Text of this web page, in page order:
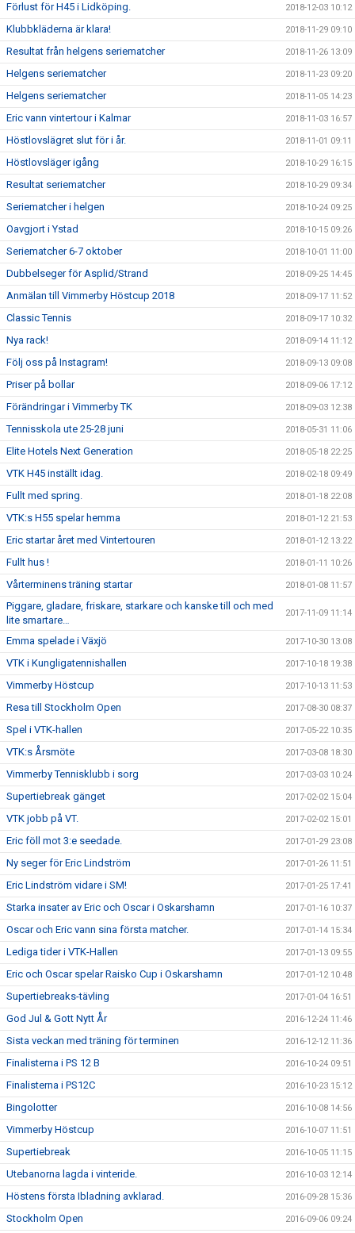
Förlust för H45 i Lidköping. 2018-12-03 10:12
Klubbkläderna är klara! 2018-11-29 09:10
Resultat från helgens seriematcher 2018-11-26 13:09
Helgens seriematcher 2018-11-23 09:20
Helgens seriematcher 2018-11-05 14:23
Eric vann vintertour i Kalmar 2018-11-03 16:57
Höstlovslägret slut för i år. 2018-11-01 09:11
Höstlovsläger igång 2018-10-29 16:15
Resultat seriematcher 2018-10-29 09:34
Seriematcher i helgen 2018-10-24 09:25
Oavgjort i Ystad 2018-10-15 09:26
Seriematcher 6-7 oktober 2018-10-01 11:00
Dubbelseger för Asplid/Strand 2018-09-25 14:45
Anmälan till Vimmerby Höstcup 2018 2018-09-17 11:52
Classic Tennis 2018-09-17 10:32
Nya rack! 2018-09-14 11:12
Följ oss på Instagram! 2018-09-13 09:08
Priser på bollar 2018-09-06 17:12
Förändringar i Vimmerby TK 2018-09-03 12:38
Tennisskola ute 25-28 juni 2018-05-31 11:06
Elite Hotels Next Generation 2018-05-18 22:25
VTK H45 inställt idag. 2018-02-18 09:49
Fullt med spring. 2018-01-18 22:08
VTK:s H55 spelar hemma 2018-01-12 21:53
Eric startar året med Vintertouren 2018-01-12 13:22
Fullt hus ! 2018-01-11 10:26
Vårterminens träning startar 2018-01-08 11:57
Piggare, gladare, friskare, starkare och kanske till och med
lite smartare…
2017-11-09 11:14
Emma spelade i Växjö 2017-10-30 13:08
VTK i Kungligatennishallen 2017-10-18 19:38
Vimmerby Höstcup 2017-10-13 11:53
Resa till Stockholm Open 2017-08-30 08:37
Spel i VTK-hallen 2017-05-22 10:35
VTK:s Årsmöte 2017-03-08 18:30
Vimmerby Tennisklubb i sorg 2017-03-03 10:24
Supertiebreak gänget 2017-02-02 15:04
VTK jobb på VT. 2017-02-02 15:01
Eric föll mot 3:e seedade. 2017-01-29 23:08
Ny seger för Eric Lindström 2017-01-26 11:51
Eric Lindström vidare i SM! 2017-01-25 17:41
Starka insater av Eric och Oscar i Oskarshamn 2017-01-16 10:37
Oscar och Eric vann sina första matcher. 2017-01-14 15:34
Lediga tider i VTK-Hallen 2017-01-13 09:55
Eric och Oscar spelar Raisko Cup i Oskarshamn 2017-01-12 10:48
Supertiebreaks-tävling 2017-01-04 16:51
God Jul & Gott Nytt År 2016-12-24 11:46
Sista veckan med träning för terminen 2016-12-12 11:36
Finalisterna i PS 12 B 2016-10-24 09:51
Finalisterna i PS12C 2016-10-23 15:12
Bingolotter 2016-10-08 14:56
Vimmerby Höstcup 2016-10-07 11:51
Supertiebreak 2016-10-05 11:15
Utebanorna lagda i vinteride. 2016-10-03 12:14
Höstens första Ibladning avklarad. 2016-09-28 15:36
Stockholm Open 2016-09-06 09:24